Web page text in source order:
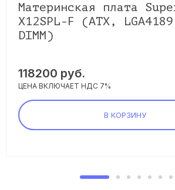
Материнская плата
X12SPL-F (ATX,
DIMM)
118200 руб.
ЦЕНА ВКЛЮЧАЕТ НДС 7%
В КОРЗИНУ